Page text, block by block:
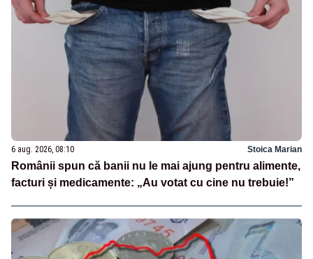
6 aug. 2026, 08:10 Stoica Marian
Românii spun că banii nu le mai ajung pentru alimente,
facturi și medicamente: „Au votat cu cine nu trebuie!”